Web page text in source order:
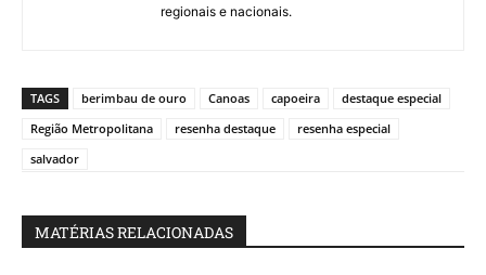
regionais e nacionais.
TAGS berimbau de ouro Canoas capoeira
destaque especial
Região Metropolitana
resenha destaque
resenha especial
salvador
MATÉRIAS RELACIONADAS